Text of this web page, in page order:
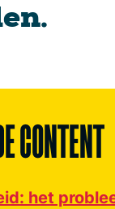
CONTENT
het